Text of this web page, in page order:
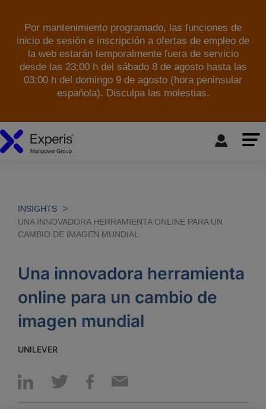
Por mantenimiento programado, las funciones de
inicio de sesión e inscripción a ofertas de empleo de
la web estarán temporalmente fuera de servicio
desde las 23:00 h del sábado 8 de agosto hasta las
03:00 h del domingo 9 de agosto (hora peninsular
española). Disculpa las molestias.
INSIGHTS
UNA INNOVADORA HERRAMIENTA ONLINE PARA UN
CAMBIO DE IMAGEN MUNDIAL
Una innovadora herramienta
online para un cambio de
imagen mundial
UNILEVER